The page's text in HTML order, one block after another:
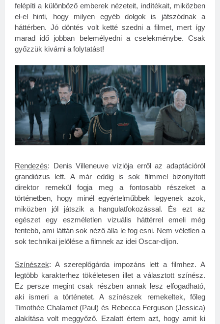
felépíti a különböző emberek nézeteit, indítékait, miközben
el-el hinti, hogy milyen egyéb dolgok is játszódnak a
háttérben. Jó döntés volt ketté szedni a filmet, mert így
marad idő jobban belemélyedni a cselekménybe. Csak
győzzük kivárni a folytatást!
Rendezés: Denis Villeneuve víziója erről az adaptációról
grandiózus lett. A már eddig is sok filmmel bizonyított
direktor remekül fogja meg a fontosabb részeket a
történetben, hogy minél egyértelműbbek legyenek azok,
miközben jól játszik a hangulatfokozással. És ezt az
egészet egy eszméletlen vizuális háttérrel emeli még
fentebb, ami láttán sok néző álla le fog esni. Nem véletlen a
sok technikai jelölése a filmnek az idei Oscar-díjon.
Színészek: A szereplőgárda impozáns lett a filmhez. A
legtöbb karakterhez tökéletesen illet a választott színész.
Ez persze megint csak részben annak lesz elfogadható,
aki ismeri a történetet. A színészek remekeltek, főleg
Timothée Chalamet (Paul) és Rebecca Ferguson (Jessica)
alakítása volt meggyőző. Ezalatt értem azt, hogy amit ki